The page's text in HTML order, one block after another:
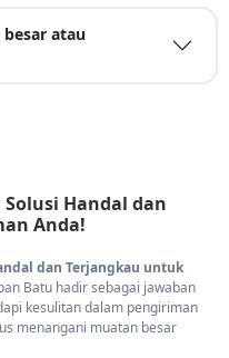
atau
Handal dan
Anda!
dan Terjangkau untuk
Batu hadir sebagai jawaban
kesulitan dalam pengiriman
menangani muatan besar